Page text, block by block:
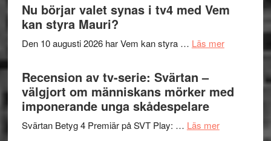
och
Shadow
Edge
och
en
Nu börjar valet synas i tv4 med Vem
kan styra Mauri?
Den 10 augusti 2026 har Vem kan styra … Läs merom
valet
synas
Recension av tv-serie: Svärtan –
välgjort om människans mörker med
imponerande unga skådespelare
Svärtan Betyg 4 Premiär på SVT Play: … Läs merom